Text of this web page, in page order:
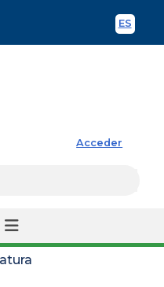
ES
Acceder